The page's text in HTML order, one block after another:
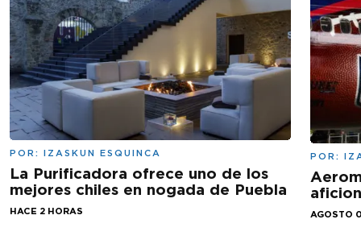
POR: IZASKUN ESQUINCA
La Purificadora ofrece uno de los
mejores chiles en nogada de Puebla
HACE 2 HORAS
POR:
AGOSTO